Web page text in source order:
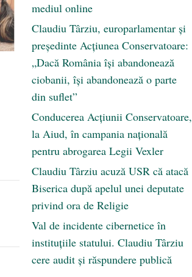
mediul online
Claudiu Târziu, europarlamentar și
președinte Acțiunea Conservatoare:
„Dacă România își abandonează
ciobanii, își abandonează o parte
din suflet”
Conducerea Acțiunii Conservatoare,
la Aiud, în campania națională
pentru abrogarea Legii Vexler
Claudiu Târziu acuză USR că atacă
Biserica după apelul unei deputate
privind ora de Religie
Val de incidente cibernetice în
instituțiile statului. Claudiu Târziu
cere audit și răspundere publică